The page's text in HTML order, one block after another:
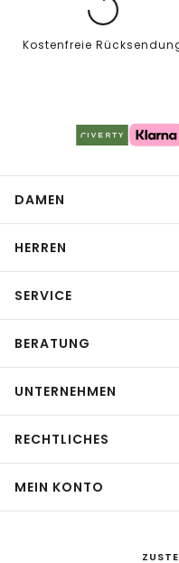
Kostenfreie
DAMEN
HERREN
SERVICE
BERATUNG
UNTERNEHMEN
RECHTLICHES
MEIN KONTO